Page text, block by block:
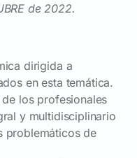
de 2022.
dirigida a
en esta temática.
los profesionales
y multidisciplinario
problemáticos de